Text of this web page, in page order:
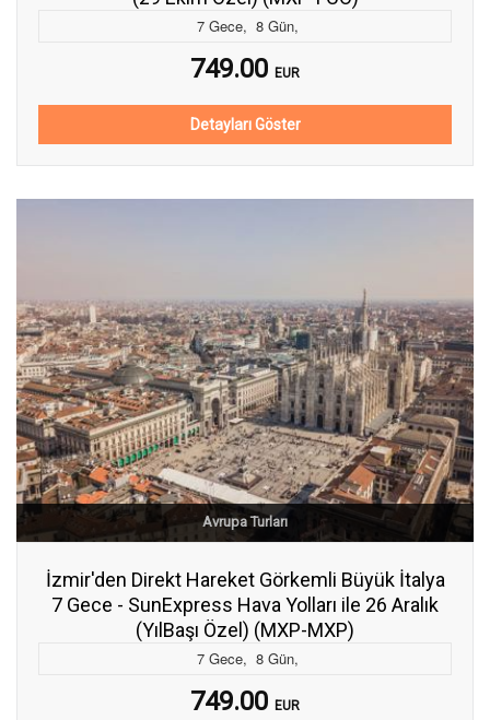
7 Gece, 8 Gün,
749.00 EUR
Detayları Göster
Avrupa Turları
İzmir'den Direkt Hareket Görkemli Büyük İtalya
7 Gece - SunExpress Hava Yolları ile 26 Aralık
(YılBaşı Özel) (MXP-MXP)
7 Gece, 8 Gün,
749.00 EUR